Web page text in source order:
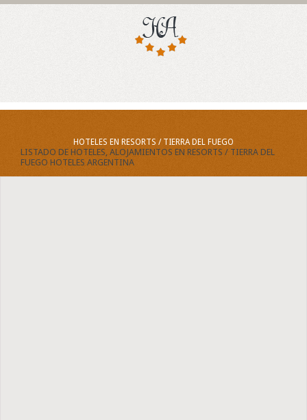
HOTELES EN RESORTS / TIERRA DEL FUEGO
LISTADO DE HOTELES, ALOJAMIENTOS EN RESORTS / TIERRA DEL
FUEGO HOTELES ARGENTINA